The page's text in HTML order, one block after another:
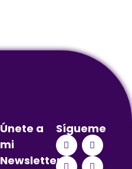
Únete a
mi
Newsletter
Sígueme